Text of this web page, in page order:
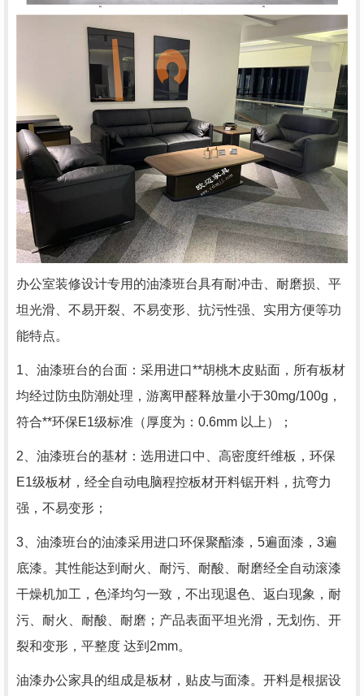
办公室装修设计专用的油漆班台具有耐冲击、耐磨损、平
坦光滑、不易开裂、不易变形、抗污性强、实用方便等功
能特点。
1 、油漆班台的台面：采用进口**胡桃木皮贴面，所有板材
均经过防虫防潮处理，游离甲醛释放量小于30mg/100g ，
符合**环保E1级标准（厚度为： 0.6mm 以上）；
2 、油漆班台的基材：选用进口中、高密度纤维板，环保
E1级板材，经全自动电脑程控板材开料锯开料，抗弯力
强，不易变形；
3 、油漆班台的油漆采用进口环保聚酯漆， 5遍面漆， 3遍
底漆。其性能达到耐火、耐污、耐酸、耐磨经全自动滚漆
干燥机加工，色泽均匀一致，不出现退色、返白现象，耐
污、耐火、耐酸、耐磨；产品表面平坦光滑，无划伤、开
裂和变形，平整度 达到 2mm。
油漆办公家具的组成是板材，贴皮与面漆。开料是根据设